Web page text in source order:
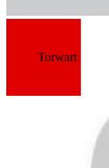
Torwart